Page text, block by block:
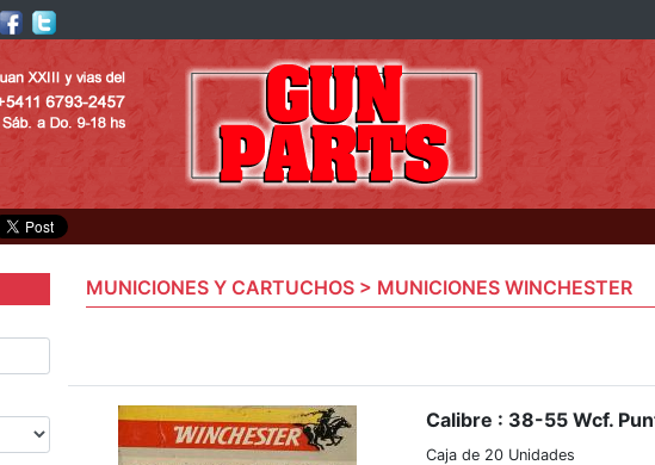
MUNICIONES Y CARTUCHOS > MUNICIONES WINCHESTER
Calibre : 38-55 Wcf.
Caja de 20 Unidades